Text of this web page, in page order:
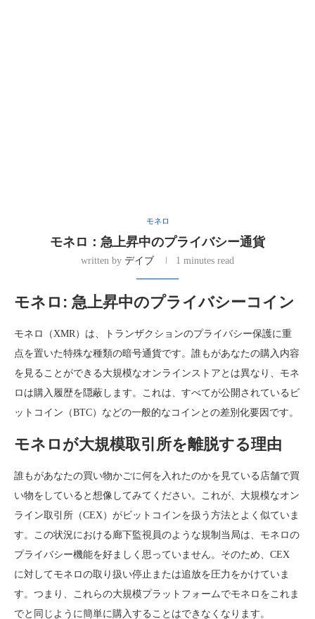
モネロ
モネロ：急上昇中のプライバシー通貨
written by デイブ 1 minutes read
モネロ: 急上昇中のプライバシーコイン
モネロ（XMR）は、トランザクションのプライバシー保護に重
点を置いた特殊な種類の暗号通貨です。誰もがあなたの購入内容
を見ることができる大規模なオンラインストアとは異なり、モネ
ロは購入履歴を隠蔽します。これは、すべてが公開されているビ
ットコイン（BTC）などの一般的なコインとの差別化要因です。
モネロが大規模取引所を離脱する理由
誰もがあなたの買い物かごに何を入れたのかを見ている店舗で買
い物をしていると想像してみてください。これが、大規模なオン
ライン取引所（CEX）がビットコインを扱う方法とよく似ていま
す。この状況における廊下監視員のような規制当局は、モネロの
プライバシー機能を好ましく思っていません。そのため、CEX
に対してモネロの取り扱い停止または追放を圧力をかけていま
す。つまり、これらの大規模プラットフォームでモネロをこれま
でと同じように簡単に購入することはできなくなります。